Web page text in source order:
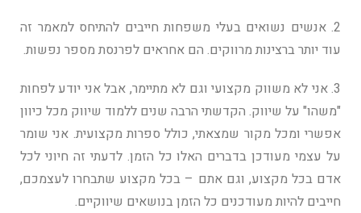
2. אנשים נשואים בעלי משפחות חייבים להתיחס למאמר זה
עוד יותר ברצינות מרווקים. הם אחראים לפרנסת מספר נפשות.
3. אני לא משווק מקצועי וגם לא מתיימר, אבל אני יודע לפחות
"משהו" על שיווק. הקדשתי הרבה שנים ללמוד שיווק מכל כיוון
אפשרי ומכל מקור שמצאתי, כולל ספרות מקצועית. אני שומר
על עצמי מעודכן בדברים האלו כל הזמן. לדעתי זה חיוני לכל
אדם בכל מקצוע, וגם אתם – בכל מקצוע שתבחרו לעצמכם,
חייבים להיות מעודכנים כל הזמן בנושאים שיווקיים.